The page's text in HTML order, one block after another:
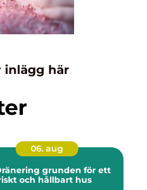
inlägg här
06. aug
grunden för ett
och hållbart hus